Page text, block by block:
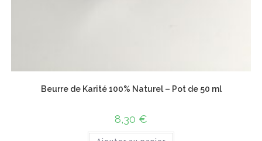
Beurre de Karité 100% Naturel – Pot de 50 ml
8,30 €